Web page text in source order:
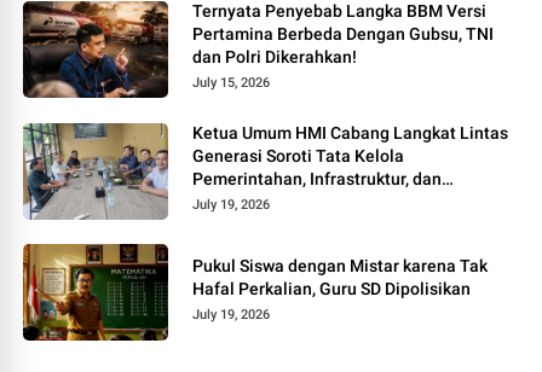
Ternyata Penyebab Langka BBM Versi
Pertamina Berbeda Dengan Gubsu, TNI
dan Polri Dikerahkan!
July 15, 2026
Ketua Umum HMI Cabang Langkat Lintas
Generasi Soroti Tata Kelola
Pemerintahan, Infrastruktur, dan
Kelangkaan BBM
July 19, 2026
Pukul Siswa dengan Mistar karena Tak
Hafal Perkalian, Guru SD Dipolisikan
July 19, 2026